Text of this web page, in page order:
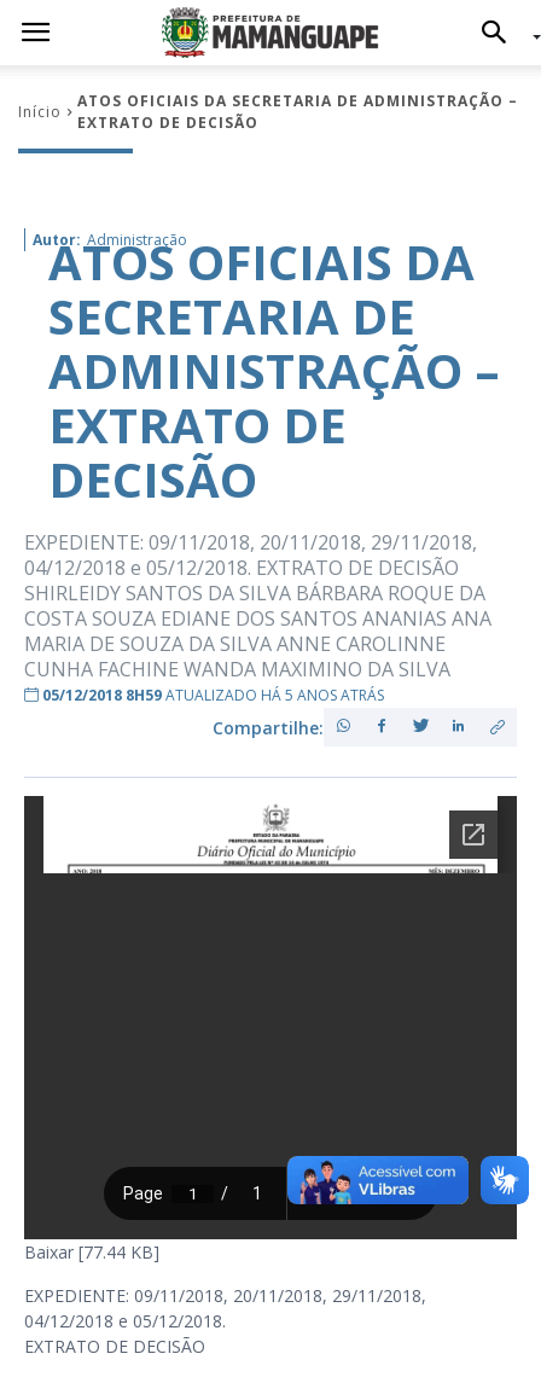
Início
ATOS OFICIAIS DA SECRETARIA DE ADMINISTRAÇÃO –
EXTRATO DE DECISÃO
Autor: Administração
ATOS OFICIAIS DA
SECRETARIA DE
ADMINISTRAÇÃO –
EXTRATO DE
DECISÃO
EXPEDIENTE: 09/11/2018, 20/11/2018, 29/11/2018,
04/12/2018 e 05/12/2018. EXTRATO DE DECISÃO
SHIRLEIDY SANTOS DA SILVA BÁRBARA ROQUE DA
COSTA SOUZA EDIANE DOS SANTOS ANANIAS ANA
MARIA DE SOUZA DA SILVA ANNE CAROLINNE
CUNHA FACHINE WANDA MAXIMINO DA SILVA
05/12/2018 8H59ATUALIZADO HÁ 5 ANOS ATRÁS
Compartilhe:
Baixar [77.44 KB]
EXPEDIENTE: 09/11/2018, 20/11/2018, 29/11/2018,
04/12/2018 e 05/12/2018.
EXTRATO DE DECISÃO